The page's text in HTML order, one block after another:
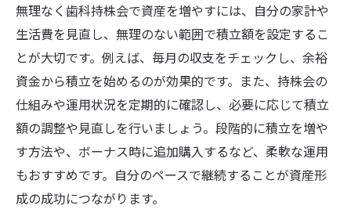
歯科持株会の金額目安と他投資法の違いを
解説
歯科で持株会を選ぶポイントと資産運用比
較のコツ
将来安心のため歯科持株会を上手に活用しよう
歯科持株会で将来不安を解消し安心を得る
方法
歯科従業員が持株会で資産形成を成功させ
無理なく歯科持株会で資産を増やすには、自分の家計や
生活費を見直し、無理のない範囲で積立額を設定するこ
とが大切です。例えば、毎月の収支をチェックし、余裕
資金から積立を始めるのが効果的です。また、持株会の
仕組みや運用状況を定期的に確認し、必要に応じて積立
額の調整や見直しを行いましょう。段階的に積立を増や
す方法や、ボーナス時に追加購入するなど、柔軟な運用
もおすすめです。自分のペースで継続することが資産形
成の成功につながります。